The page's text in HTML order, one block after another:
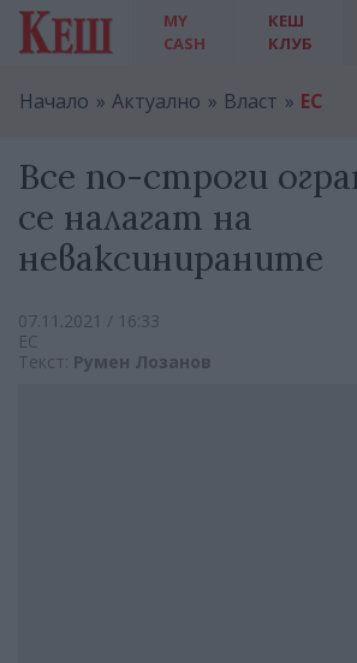
MY
CASH
КЕШ
КЛУБ
Начало Актуално Власт ЕС
Все по-строги
се налагат на
неваксинираните
07.11.2021 / 16:33
ЕС
Текст: Румен Лозанов